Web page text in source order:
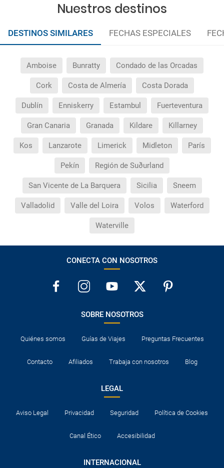
Nuestros destinos
DESTINOS SIMILARES FECHAS ESPECIALES
Amboise Bunratty Condado de las Orcadas
Cork Costa de Almería Costa Dorada
Dublín Enniskerry Estambul Fuerteventura
Gran Canaria Granada Kildare Killarney
Kos Lanzarote Limerick Midleton París
Pekín Región de Suðurland
San Vicente de La Barquera Sicilia Sneem
Valladolid Valle del Loira Volos Waterford
Waterville
CONECTA CON NOSOTROS
SOBRE NOSOTROS
Quiénes somos Guías de Viajes Preguntas Frecuentes
Contacto Afiliados Trabaja con nosotros Blog
LEGAL
Aviso Legal Privacidad Seguridad Política de Cookies
Canal Ético Accesibilidad
INTERNACIONAL